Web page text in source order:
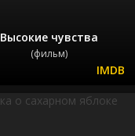
Высокие чувства
(фильм)